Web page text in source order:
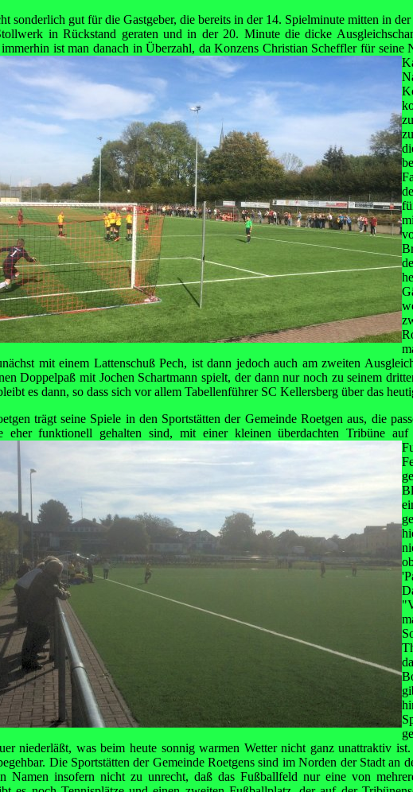
sonderlich gut für die Gastgeber, die bereits in der 14. Spielminute mitten in
in Rückstand geraten und in der 20. Minute die dicke
ist man danach in Überzahl, daKonzens Christian Scheffler für seine
mit einem Lattenschuß Pech, ist dann jedoch auch am zweiten
Doppelpaß mit Jochen Schartmann spielt, der dann nur noch zu seinem
es dann, so dass sich vor allem Tabellenführer SC Kellersberg über das
trägt seine Spiele in den Sportstätten der Gemeinde Roetgen aus, die
eher funktionell gehalten sind, mit einer kleinen überdachten Tribüne auf
niederläßt, was beim heute sonnig warmen Wetter nicht ganz unattraktiv
Die Sportstätten der Gemeinde Roetgens sind im Norden der Stadt an
Namen insofern nicht zu unrecht, daß das Fußballfeld nur eine von